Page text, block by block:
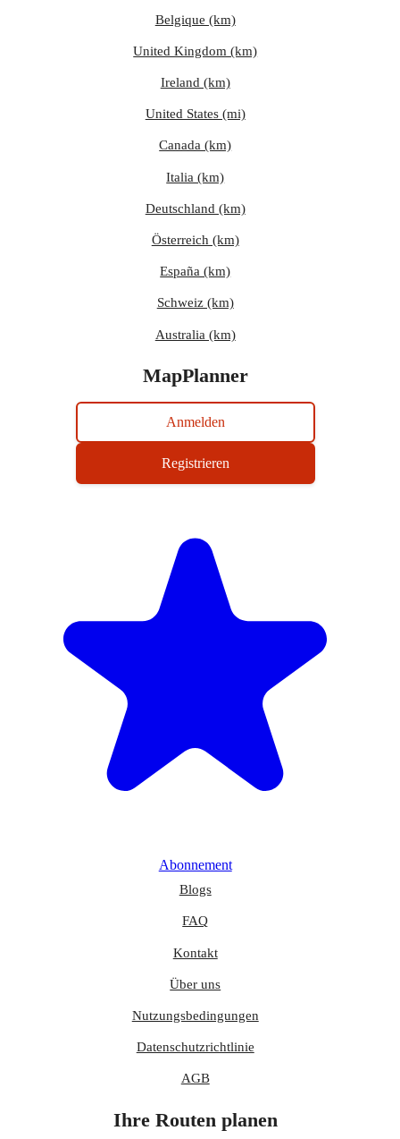
Belgique (km)
United Kingdom (km)
Ireland (km)
United States (mi)
Canada (km)
Italia (km)
Deutschland (km)
Österreich (km)
España (km)
Schweiz (km)
Australia (km)
MapPlanner
Anmelden
Registrieren
Abonnement
Blogs
FAQ
Kontakt
Über uns
Nutzungsbedingungen
Datenschutzrichtlinie
AGB
Ihre Routen planen